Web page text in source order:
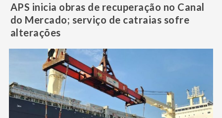
APS inicia obras de recuperação no Canal
do Mercado; serviço de catraias sofre
alterações